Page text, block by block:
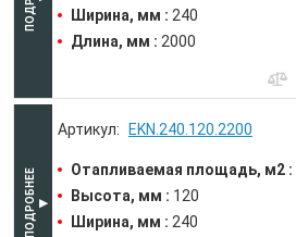
Ширина, мм : 240
Длина, мм : 2000
EKN.240.120.2200
Отапливаемая площадь, м2 :
Высота, мм : 120
Ширина, мм : 240